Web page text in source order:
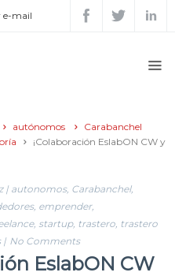
e-mail
autónomos
Carabanchel
¡Colaboración EslabON CW y
| autonomos, Carabanchel,
, emprender,
, startup, trastero, trastero
| No Comments
EslabON CW